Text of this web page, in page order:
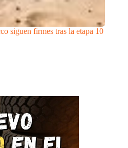
siguen firmes tras la etapa 10